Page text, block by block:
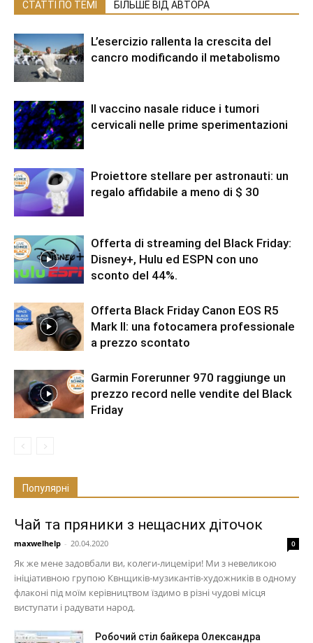
СТАТТІ ПО ТЕМІ БІЛЬШЕ ВІД АВТОРА
L’esercizio rallenta la crescita del
cancro modificando il metabolismo
Il vaccino nasale riduce i tumori
cervicali nelle prime sperimentazioni
Proiettore stellare per astronauti: un
regalo affidabile a meno di $ 30
Offerta di streaming del Black Friday:
Disney+, Hulu ed ESPN con uno
sconto del 44%.
Offerta Black Friday Canon EOS R5
Mark II: una fotocamera professionale
a prezzo scontato
Garmin Forerunner 970 raggiunge un
prezzo record nelle vendite del Black
Friday
Популярні
Чай та пряники з нещасних діточок
maxwelhelp - 20.04.2020 0
Як же мене задовбали ви, колеги-лицеміри! Ми з невеликою
ініціативною групою Квнщиків-музикантів-художників в одному
флаконі під моїм керівництвом їздимо в різні чудові місця
виступати і радувати народ.
Робочий стіл байкера Олександра